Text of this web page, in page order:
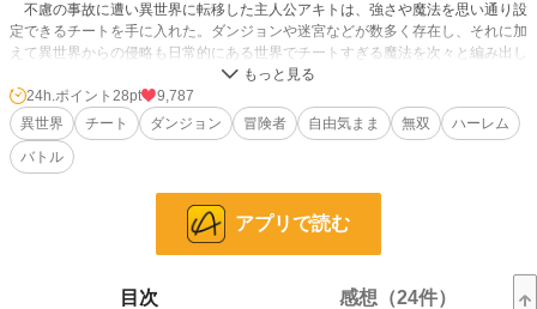
不慮の事故に遭い異世界に転移した主人公アキトは、強さや魔法を思い通り設
定できるチートを手に入れた。ダンジョンや迷宮などが数多く存在し、それに加
えて異世界からの侵略も日常的にある世界でチートすぎる魔法を次々と編み出し
て、自由にそして気ままに生きていく冒険物語。
小説 21,808 位 / 228,635 件
ファンタジー
451,317
24h.ポイント 28pt
9,787
異世界
チート ダンジョン 冒険者 自由気まま 無双
ハーレム
バトル
アプリで読む
目次 感想（24件）